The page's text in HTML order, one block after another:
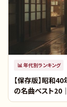
📊 年代別ランキング
【保存版】昭和
の名曲ベスト20